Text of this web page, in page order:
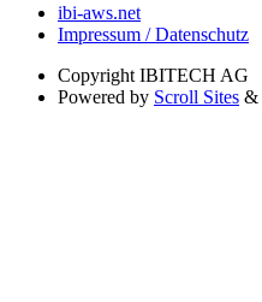
ibi-aws.net
Impressum / Datenschutz
Copyright IBITECH AG
Powered by Scroll Sites &